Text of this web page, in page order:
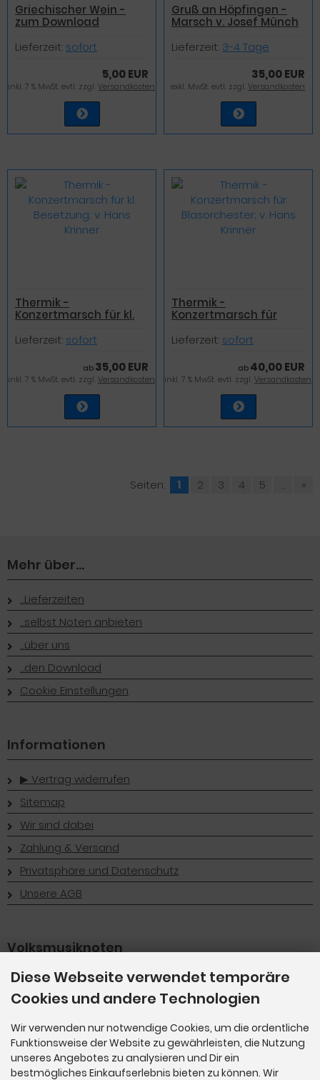
Griechischer Wein -
zum Download
Lieferzeit: sofort
5,00 EUR
inkl. 7 % MwSt. evtl. zzgl. Versandkosten
Gruß an Höpfingen -
Marsch v. Josef Münch
Lieferzeit: 3-4 Tage
35,00 EUR
exkl. MwSt. evtl. zzgl. Versandkosten
Thermik -
Konzertmarsch für kl.
Krinner
Lieferzeit: sofort
ab 35,00 EUR
inkl. 7 % MwSt. evtl. zzgl. Versandkosten
Thermik -
Konzertmarsch für
Krinner
Lieferzeit: sofort
ab 40,00 EUR
inkl. 7 % MwSt. evtl. zzgl. Versandkosten
Seiten: 1 2 3 4 5 ... »
Mehr über...
...Lieferzeiten
...selbst Noten anbieten
...über uns
...den Download
Cookie Einstellungen
Informationen
▶︎ Vertrag widerrufen
Sitemap
Wir sind dabei
Zahlung & Versand
Privatsphäre und Datenschutz
Unsere AGB
Volksmusiknoten
dk Mediendienstleistungen
Dieter Kuttenberger
D-82110 Germering
info@volksmusiknoten.de
Diese Webseite verwendet temporäre
Cookies und andere Technologien
Wir verwenden nur notwendige Cookies, um die ordentliche
Funktionsweise der Website zu gewährleisten, die Nutzung
unseres Angebotes zu analysieren und Dir ein
bestmögliches Einkaufserlebnis bieten zu können. Wir